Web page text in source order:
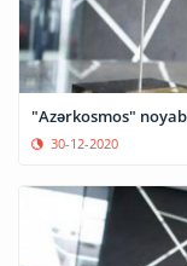
"Azərkosmos"
30-12-2020